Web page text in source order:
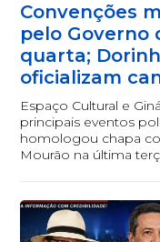
Convenções
pelo Governo
quarta;
oficializam
Espaço Cultural e
principais eventos
homologou chapa
Mourão na última